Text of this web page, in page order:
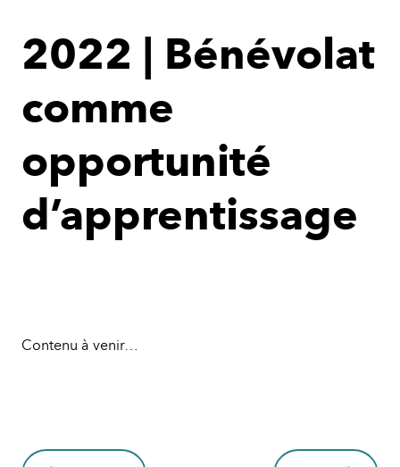
2022 | Bénévolat
comme
opportunité
d’apprentissage
Contenu à venir…